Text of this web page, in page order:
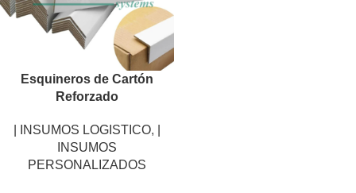
Esquineros de Cartón
Reforzado
| INSUMOS LOGISTICO,
INSUMOS
PERSONALIZADOS